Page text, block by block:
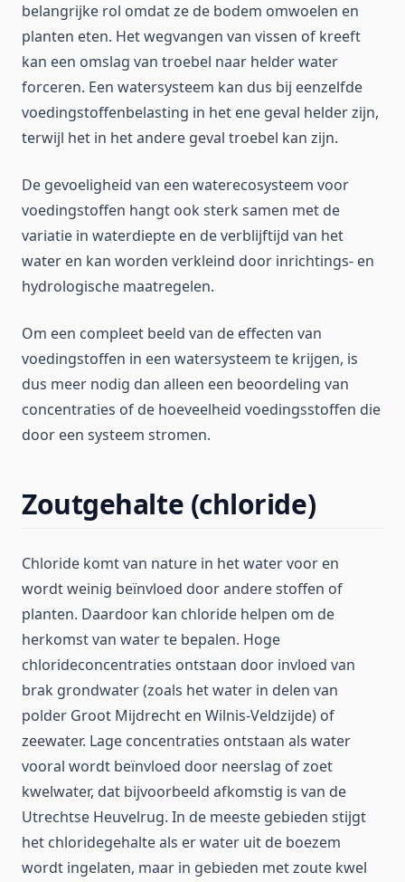
belangrijke rol omdat ze de bodem omwoelen en
planten eten. Het wegvangen van vissen of kreeft
kan een omslag van troebel naar helder water
forceren. Een watersysteem kan dus bij eenzelfde
voedingstoffenbelasting in het ene geval helder zijn,
terwijl het in het andere geval troebel kan zijn.
De gevoeligheid van een waterecosysteem voor
voedingstoffen hangt ook sterk samen met de
variatie in waterdiepte en de verblijftijd van het
water en kan worden verkleind door inrichtings- en
hydrologische maatregelen.
Om een compleet beeld van de effecten van
voedingstoffen in een watersysteem te krijgen, is
dus meer nodig dan alleen een beoordeling van
concentraties of de hoeveelheid voedingsstoffen die
door een systeem stromen.
Zoutgehalte (chloride)
Chloride komt van nature in het water voor en
wordt weinig beïnvloed door andere stoffen of
planten. Daardoor kan chloride helpen om de
herkomst van water te bepalen. Hoge
chlorideconcentraties ontstaan door invloed van
brak grondwater (zoals het water in delen van
polder Groot Mijdrecht en Wilnis-Veldzijde) of
zeewater. Lage concentraties ontstaan als water
vooral wordt beïnvloed door neerslag of zoet
kwelwater, dat bijvoorbeeld afkomstig is van de
Utrechtse Heuvelrug. In de meeste gebieden stijgt
het chloridegehalte als er water uit de boezem
wordt ingelaten, maar in gebieden met zoute kwel